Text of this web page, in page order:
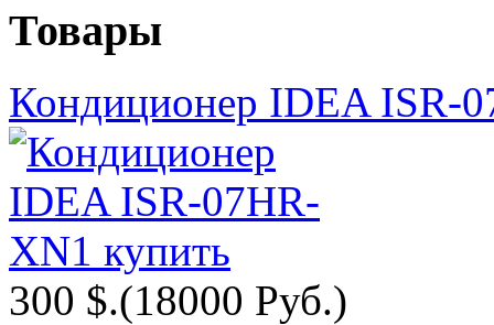
Товары
Кондиционер IDEA ISR-
300 $.(18000 Руб.)